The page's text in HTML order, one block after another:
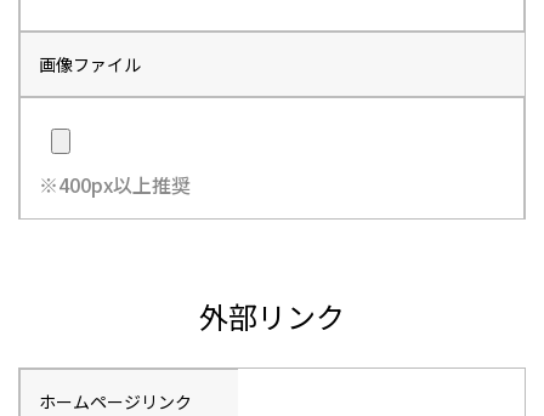
画像ファイル
※400px以上推奨
外部リンク
ホームページリンク